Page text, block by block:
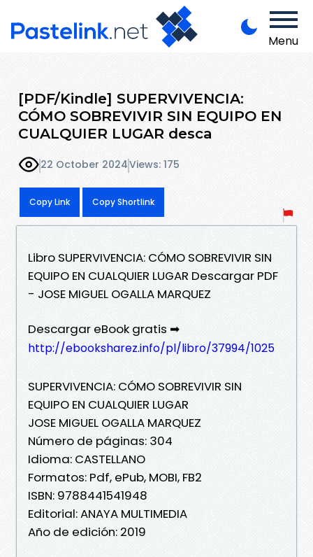
Menu
[PDF/Kindle] SUPERVIVENCIA:
CÓMO SOBREVIVIR SIN EQUIPO EN
CUALQUIER LUGAR desca
22 October 2024Views: 175
Copy Link Copy Shortlink
Libro SUPERVIVENCIA: CÓMO SOBREVIVIR SIN
EQUIPO EN CUALQUIER LUGAR Descargar PDF
- JOSE MIGUEL OGALLA MARQUEZ
Descargar eBook gratis ➡
http://ebooksharez.info/pl/libro/37994/1025
SUPERVIVENCIA: CÓMO SOBREVIVIR SIN
EQUIPO EN CUALQUIER LUGAR
JOSE MIGUEL OGALLA MARQUEZ
Número de páginas: 304
Idioma: CASTELLANO
Formatos: Pdf, ePub, MOBI, FB2
ISBN: 9788441541948
Editorial: ANAYA MULTIMEDIA
Año de edición: 2019